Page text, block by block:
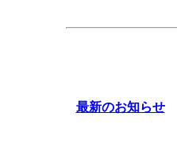
最新のお知らせ